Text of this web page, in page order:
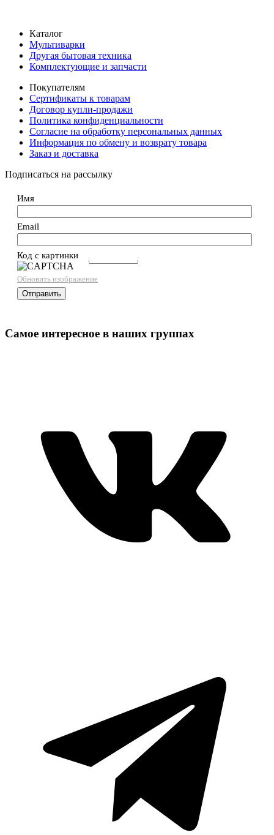
Каталог
Мультиварки
Другая бытовая техника
Комплектующие и запчасти
Покупателям
Сертификаты к товарам
Договор купли-продажи
Политика конфиденциальности
Согласие на обработку персональных данных
Информация по обмену и возврату товара
Заказ и доставка
Подписаться на рассылку
Имя
Email
Код с картинки→
Обновить изображение
Самое интересное в наших группах